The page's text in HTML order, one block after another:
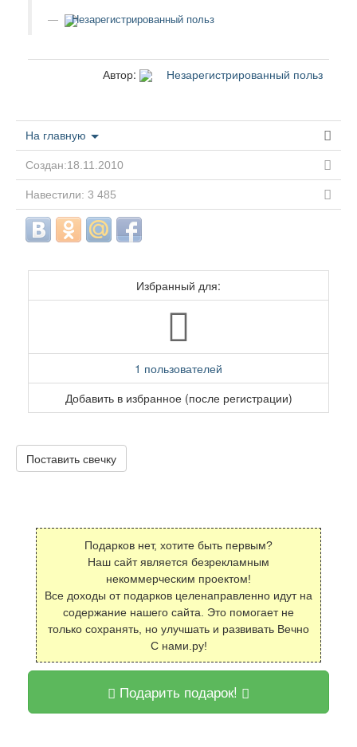
Незарегистрированный польз
Автор: Незарегистрированный польз
На главную
Создан:18.11.2010
Навестили: 3 485
Избранный для:
1 пользователей
Добавить в избранное (после регистрации)
Поставить свечку
Подарков нет, хотите быть первым?
Наш сайт является безрекламным
некоммерческим проектом!
Все доходы от подарков целенаправленно идут на
содержание нашего сайта. Это помогает не
только сохранять, но улучшать и развивать Вечно
С нами.ру!
Подарить подарок!